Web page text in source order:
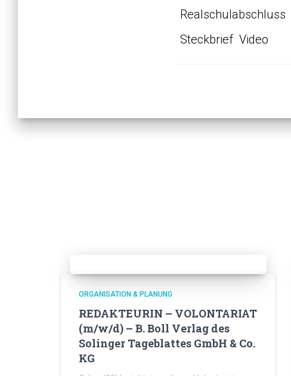
Realschulabschluss
Steckbrief Video
ORGANISATION & PLANUNG
REDAKTEURIN – VOLONTARIAT
(m/w/d) – B. Boll Verlag des
Solinger Tageblattes GmbH & Co.
KG